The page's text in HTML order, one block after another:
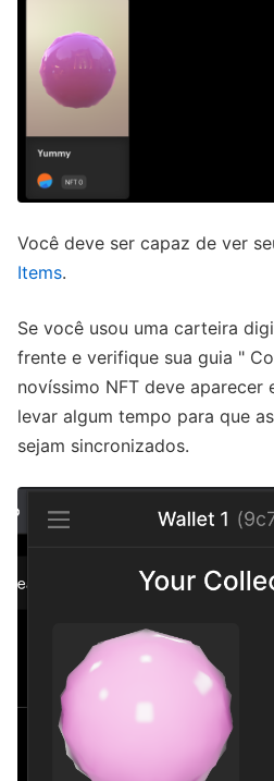
Você deve ser capaz de ver
Items.
Se você usou uma carteira
frente e verifique sua guia "
novíssimo NFT deve aparecer
levar algum tempo para que
sejam sincronizados.